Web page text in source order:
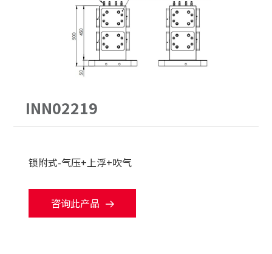
原点定位客制化
机械手臂客制化
INN02219
锁附式-气压+上浮+吹气
咨询此产品